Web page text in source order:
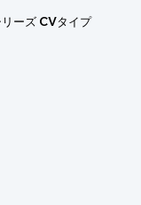
リーズ CVタイプ